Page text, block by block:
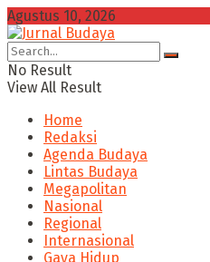
Agustus 10, 2026
No Result
View All Result
Home
Redaksi
Agenda Budaya
Lintas Budaya
Megapolitan
Nasional
Regional
Internasional
Gaya Hidup